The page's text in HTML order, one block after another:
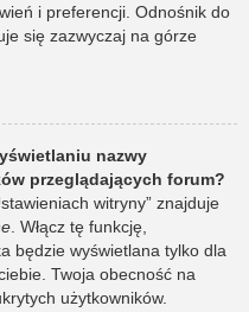
i preferencji. Odnośnik do
się zazwyczaj na górze
nazwy
przeglądających forum?
witryny” znajduje
. Włącz tę funkcję,
będzie wyświetlana tylko dla
Twoja obecność na
użytkowników.